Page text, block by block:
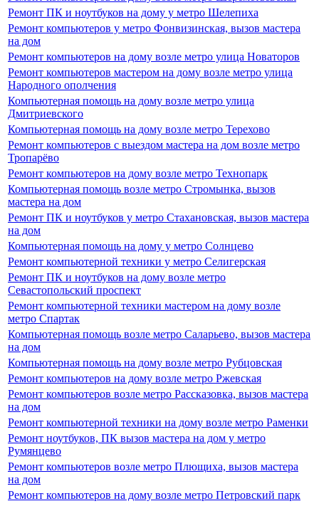
Ремонт ПК и ноутбуков на дому у метро Шелепиха
Ремонт компьютеров у метро Фонвизинская, вызов мастера
на дом
Ремонт компьютеров на дому возле метро улица Новаторов
Ремонт компьютеров мастером на дому возле метро улица
Народного ополчения
Компьютерная помощь на дому возле метро улица
Дмитриевского
Компьютерная помощь на дому возле метро Терехово
Ремонт компьютеров с выездом мастера на дом возле метро
Тропарёво
Ремонт компьютеров на дому возле метро Технопарк
Компьютерная помощь возле метро Стромынка, вызов
мастера на дом
Ремонт ПК и ноутбуков у метро Стахановская, вызов мастера
на дом
Компьютерная помощь на дому у метро Солнцево
Ремонт компьютерной техники у метро Селигерская
Ремонт ПК и ноутбуков на дому возле метро
Севастопольский проспект
Ремонт компьютерной техники мастером на дому возле
метро Спартак
Компьютерная помощь возле метро Саларьево, вызов мастера
на дом
Компьютерная помощь на дому возле метро Рубцовская
Ремонт компьютеров на дому возле метро Ржевская
Ремонт компьютеров возле метро Рассказовка, вызов мастера
на дом
Ремонт компьютерной техники на дому возле метро Раменки
Ремонт ноутбуков, ПК вызов мастера на дом у метро
Румянцево
Ремонт компьютеров возле метро Плющиха, вызов мастера
на дом
Ремонт компьютеров на дому возле метро Петровский парк